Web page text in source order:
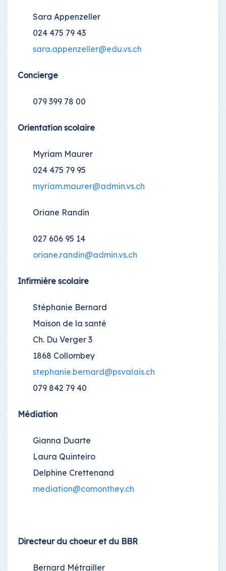
Sara Appenzeller
024 475 79 43
sara.appenzeller@edu.vs.ch
Concierge
079 399 78 00
Orientation scolaire
Myriam Maurer
024 475 79 95
myriam.maurer@admin.vs.ch
Oriane Randin
027 606 95 14
oriane.randin@admin.vs.ch
Infirmière scolaire
Stéphanie Bernard
Maison de la santé
Ch. Du Verger 3
1868 Collombey
stephanie.bernard@psvalais.ch
079 842 79 40
Médiation
Gianna Duarte
Laura Quinteiro
Delphine Crettenand
mediation@comonthey.ch
Directeur du choeur et du BBR
Bernard Métrailler